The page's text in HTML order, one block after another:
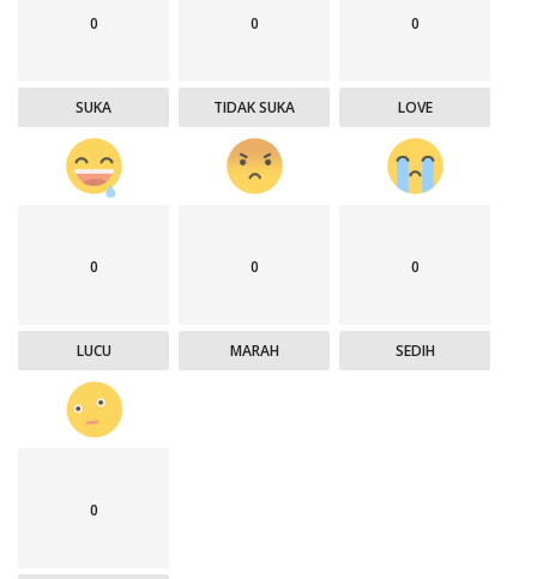
0
SUKA
0
TIDAK SUKA
0
LOVE
0
LUCU
0
MARAH
0
SEDIH
0